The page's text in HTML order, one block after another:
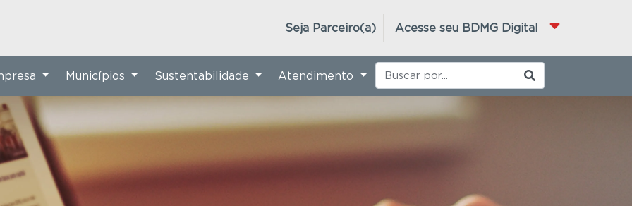
Acesse seu BDMG Digital
Seja Parceiro(a)
Municípios Sustentabilidade Atendimento